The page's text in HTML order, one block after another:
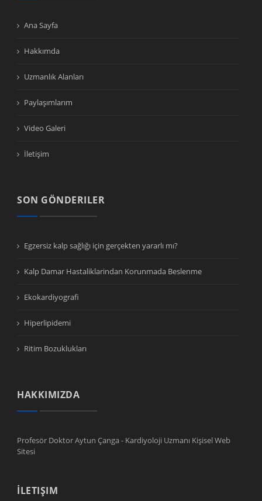
Ana Sayfa
Hakkımda
Uzmanlık Alanları
Paylaşımlarım
Video Galeri
İletişim
SON GÖNDERILER
Egzersiz kalp sağlığı için gerçekten yararlı mı?
Kalp Damar Hastaliklarindan Korunmada Beslenme
Ekokardiyografi
Hiperlipidemi
Ritim Bozuklukları
HAKKIMIZDA
Profesör Doktor Aytun Çanga - Kardiyoloji Uzmanı Kişisel Web
Sitesi
İLETIŞIM